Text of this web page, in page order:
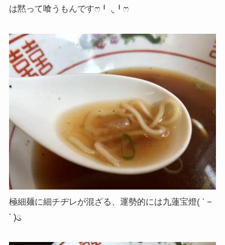
は黙って喰うもんですෆ╹ .̮ ╹ෆ
極細麺に細チヂレが混ざる、運勢的には九蓮宝燈( ་ −
་ )ུ